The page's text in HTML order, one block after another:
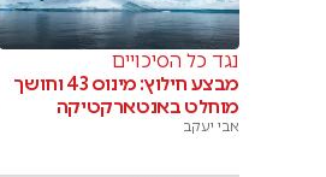
נגד כל הסיכויים
מבצע חילוץ: מינוס 43 וחושך
מוחלט באנטארקטיקה
אבי יעקב